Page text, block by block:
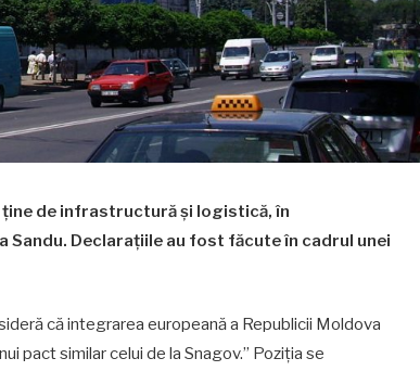
de infrastructură și logistică, în
Sandu. Declarațiile au fost făcute în cadrul unei
că integrarea europeană a Republicii Moldova
pact similar celui de la Snagov.” Poziția se